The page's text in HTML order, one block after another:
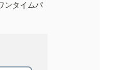
ンタイムパ